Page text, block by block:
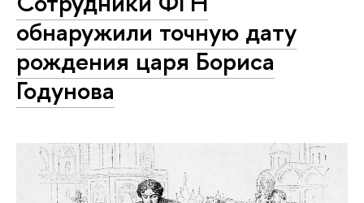
обнаружили точную дату
рождения царя Бориса
Годунова